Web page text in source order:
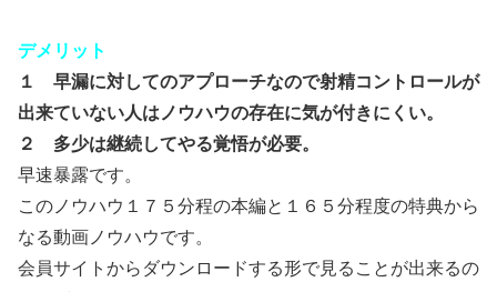
デメリット
１ 早漏に対してのアプローチなので射精コントロールが
出来ていない人はノウハウの存在に気が付きにくい。
２ 多少は継続してやる覚悟が必要。
早速暴露です。
このノウハウ１７５分程の本編と１６５分程度の特典から
なる動画ノウハウです。
会員サイトからダウンロードする形で見ることが出来るの